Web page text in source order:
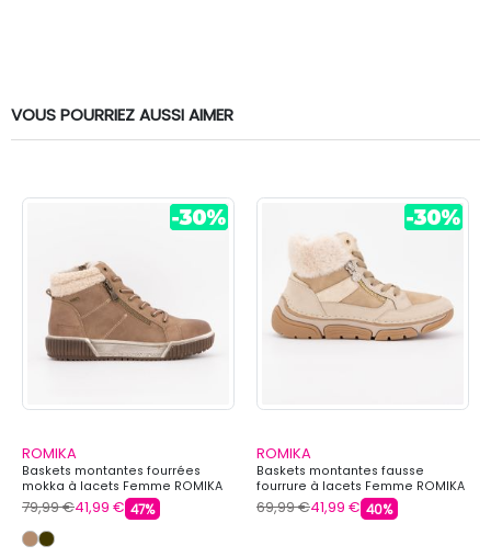
VOUS POURRIEZ AUSSI AIMER
ROMIKA
Baskets montantes fourrées
mokka à lacets Femme ROMIKA
79,99 €41,99 € 47%
ROMIKA
Baskets montantes fausse
fourrure à lacets Femme ROMIKA
69,99 €41,99 € 40%